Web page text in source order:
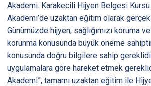
Akademi. Karakecili Hijyen Belgesi Kursu
Akademi’de uzaktan eğitim olarak
Günümüzde hijyen, sağlığımızı koruma
korunma konusunda büyük öneme
konusunda doğru bilgilere sahip
uygulamalara göre hareket etmek
Akademi”, tamamı uzaktan eğitim ile